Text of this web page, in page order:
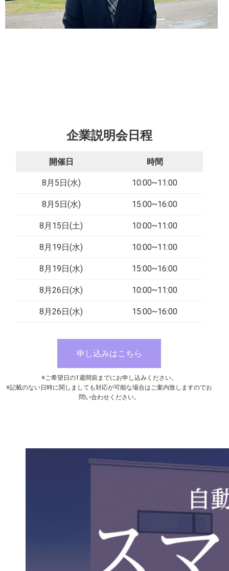
企業説明会日程
開催日 時間
8月5日(水) 10:00~11:00
8月5日(水) 15:00~16:00
8月15日(土) 10:00~11:00
8月19日(水) 10:00~11:00
8月19日(水) 15:00~16:00
8月26日(水) 10:00~11:00
8月26日(水) 15:00~16:00
申し込みはこちら
※ご希望日の1週間前までにお申し込みください。
※記載のない日時に関しましても対応が可能な場合はご案内致しますのでお
問い合わせください。